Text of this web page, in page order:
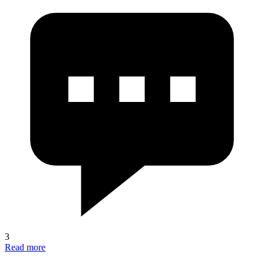
3
Read more